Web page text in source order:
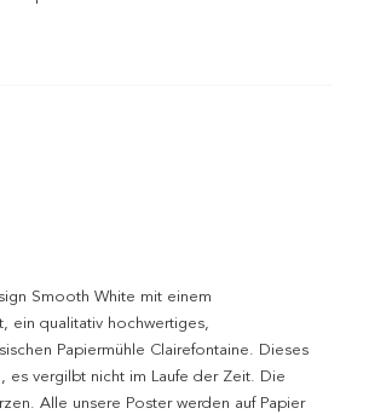
Smooth White mit einem
ein qualitativ hochwertiges,
Papiermühle Clairefontaine. Dieses
es vergilbt nicht im Laufe der Zeit. Die
Alle unsere Poster werden auf Papier